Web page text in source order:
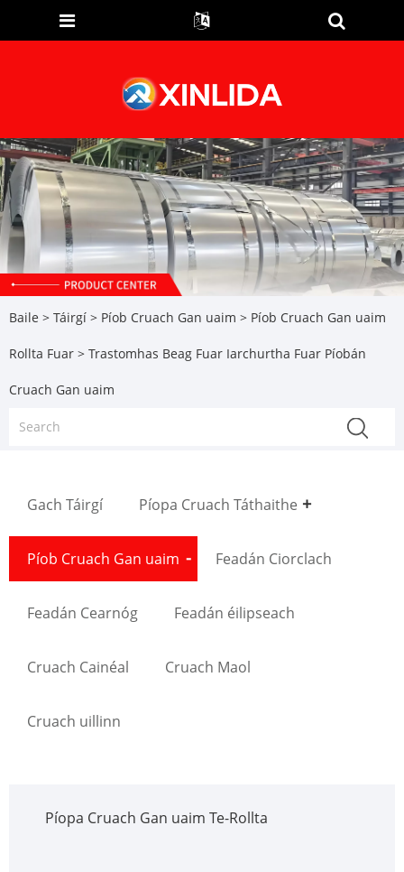
Baile > Táirgí > Píob Cruach Gan uaim > Píob Cruach Gan uaim
Rollta Fuar > Trastomhas Beag Fuar Iarchurtha Fuar Píobán
Cruach Gan uaim
Gach Táirgí Píopa Cruach Táthaithe
Píob Cruach Gan uaim Feadán Ciorclach
Feadán Cearnóg Feadán éilipseach
Cruach Cainéal Cruach Maol
Cruach uillinn
Píopa Cruach Gan uaim Te-Rollta